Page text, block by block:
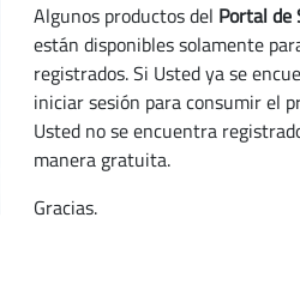
Algunos productos del Portal de
están disponibles solamente
registrados. Si Usted ya se
iniciar sesión para consumir el
Usted no se encuentra
manera gratuita.
Gracias.